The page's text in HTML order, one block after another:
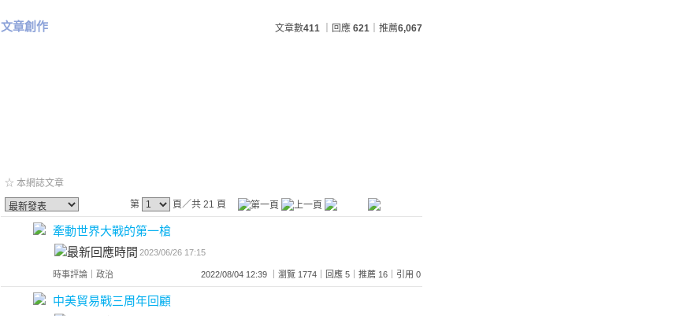
文章創作 文章數411 ｜回應 621 ｜推薦6,067
☆ 本網誌文章
第
頁／共 21 頁
牽動世界大戰的第一槍
2023/06/26 17:15
時事評論 政治 2022/08/04 12:39 ｜瀏覽 1774｜回應 5｜推薦 16｜引用 0
中美貿易戰三周年回顧